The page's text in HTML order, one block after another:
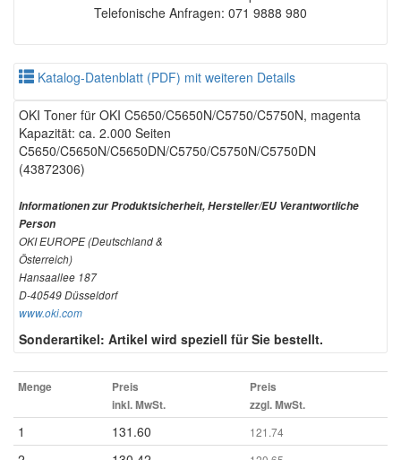
Telefonische Anfragen: 071 9888 980
Katalog-Datenblatt (PDF) mit weiteren Details
OKI Toner für OKI C5650/C5650N/C5750/C5750N, magenta
Kapazität: ca. 2.000 Seiten
C5650/C5650N/C5650DN/C5750/C5750N/C5750DN
(43872306)
Informationen zur Produktsicherheit, Hersteller/EU Verantwortliche
Person
OKI EUROPE (Deutschland &
Österreich)
Hansaallee 187
D-40549 Düsseldorf
www.oki.com
Sonderartikel: Artikel wird speziell für Sie bestellt.
Menge
Preis
inkl. MwSt.
Preis
zzgl. MwSt.
1 131.60 121.74